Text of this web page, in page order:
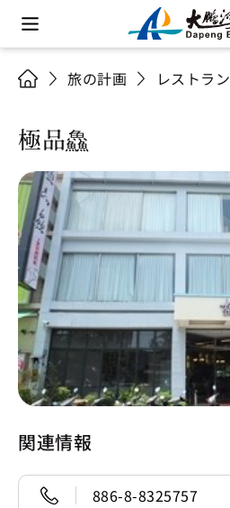
旅の計画 レストラン
極品鱻
関連情報
886-8-8325757